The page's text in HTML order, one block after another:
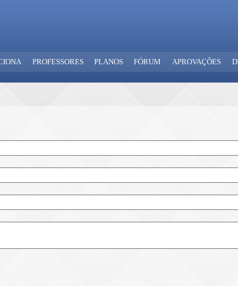
PROFESSORES PLANOS FÓRUM APROVAÇÕES